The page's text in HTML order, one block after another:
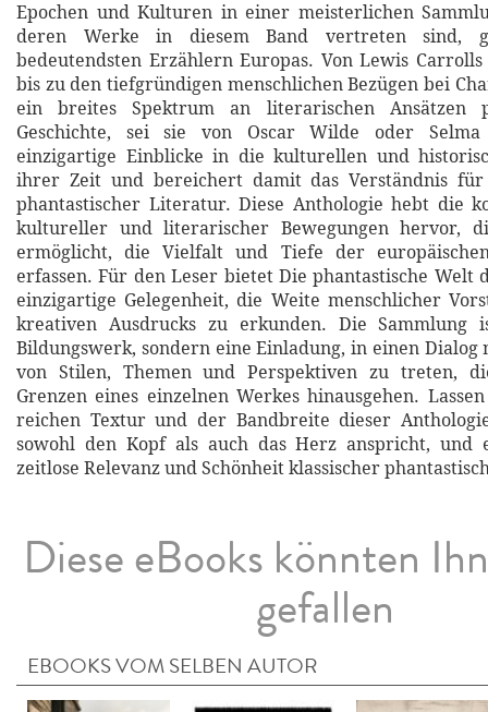
Epochen und Kulturen in einer meisterlichen
deren Werke in diesem Band vertreten sind,
bedeutendsten Erzählern Europas. Von Lewis
bis zu den tiefgründigen menschlichen Bezügen bei
ein breites Spektrum an literarischen Ansätzen
Geschichte, sei sie von Oscar Wilde oder
einzigartige Einblicke in die kulturellen und
ihrer Zeit und bereichert damit das Verständnis
phantastischer Literatur. Diese Anthologie hebt die
kultureller und literarischer Bewegungen hervor,
ermöglicht, die Vielfalt und Tiefe der
erfassen. Für den Leser bietet Die phantastische
einzigartige Gelegenheit, die Weite menschlicher
kreativen Ausdrucks zu erkunden. Die
Bildungswerk, sondern eine Einladung, in einen
von Stilen, Themen und Perspektiven zu treten,
Grenzen eines einzelnen Werkes hinausgehen.
reichen Textur und der Bandbreite dieser
sowohl den Kopf als auch das Herz anspricht, und
zeitlose Relevanz und Schönheit klassischer
Diese eBooks könnten
gefallen
EBOOKS VOM SELBEN AUTOR